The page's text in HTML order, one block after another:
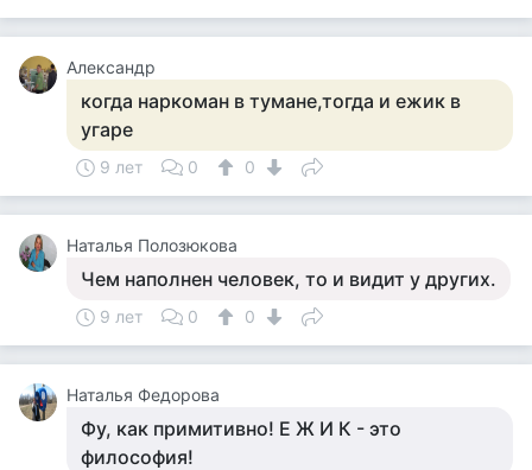
Александр
когда наркоман в тумане,тогда и ежик в
угаре
9 лет 0 0
Наталья Полозюкова
Чем наполнен человек, то и видит у других.
9 лет 0 0
Наталья Федорова
Фу, как примитивно! Е Ж И К - это
философия!